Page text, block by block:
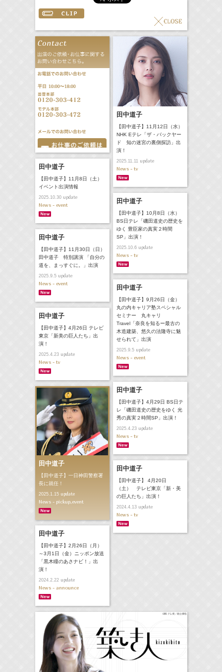
田中道子
【田中道子】11月12日（水）
NHK Eテレ「ザ・バックヤー
ド 知の迷宮の裏側探訪」出
演！
2025.11.11update
News - tv
田中道子
【田中道子】11月8日（土）
イベント出演情報
2025.10.30update
News - event 田中道子
【田中道子】10月8日（水）
BS日テレ「磯田道史の歴史を
ゆく 豊臣家の真実２時間
SP」出演！
2025.10.6update
News - tv
田中道子
【田中道子】11月30日（日）
田中道子 特別講演 「自分の
道を、まっすぐに。」出演
2025.9.5update
News - event
田中道子
【田中道子】9月26日（金）
丸の内キャリア塾スペシャル
セミナー 丸キャリ
Travel「奈良を知るー最古の
木造建築、悠久の法隆寺に魅
せられて」出演
2025.9.5update
News - event
田中道子
【田中道子】4月26日 テレビ
東京「新美の巨人たち」出
演！
2025.4.23update
News - tv
田中道子
【田中道子】4月29日 BS日テ
レ「磯田道史の歴史をゆく 光
秀の真実２時間SP」出演！
2025.4.23update
News - tv
田中道子
【田中道子】一日神田警察署
長に就任！
2025.1.15update
News - pickup,event
田中道子
【田中道子】 4月20日
（土） テレビ東京「新・美
の巨人たち」出演！
2024.4.13update
News - tv
田中道子
【田中道子】2月26日（月）
～3月1日（金）ニッポン放送
「黒木瞳のあさナビ！」出
演！
2024.2.22update
News - announce